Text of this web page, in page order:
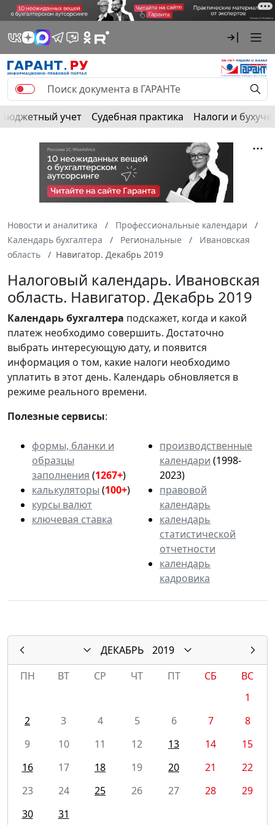
Бюджетный учет Судебная практика Налоги и
Новости и аналитика
Профессиональные календари
Календарь бухгалтера
Региональные
Ивановская
область
Навигатор. Декабрь 2019
Налоговый календарь. Ивановская
область. Навигатор. Декабрь 2019
Календарьбухгалтера подскажет, когда и какой
платеж необходимо совершить. Достаточно
выбрать интересующую дату, и появится
информация о том, какие налоги необходимо
уплатить в этот день. Календарь обновляется в
режиме реального времени.
Полезные сервисы:
формы, бланки и
образцы
заполнения (1267+)
калькуляторы (100+)
курсы валют
ключевая ставка
производственные
календари (1998-
2023)
правовой
календарь
календарь
статистической
отчетности
календарь
кадровика
ДЕКАБРЬ
2019
ПН
ВТ СР ЧТ ПТ СБ
ВС
1
2
3 4 5 6 7
8
9
10 11 12 13 14
15
16
17 18 19 20 21
22
23
24 25 26 27 28
29
30
31